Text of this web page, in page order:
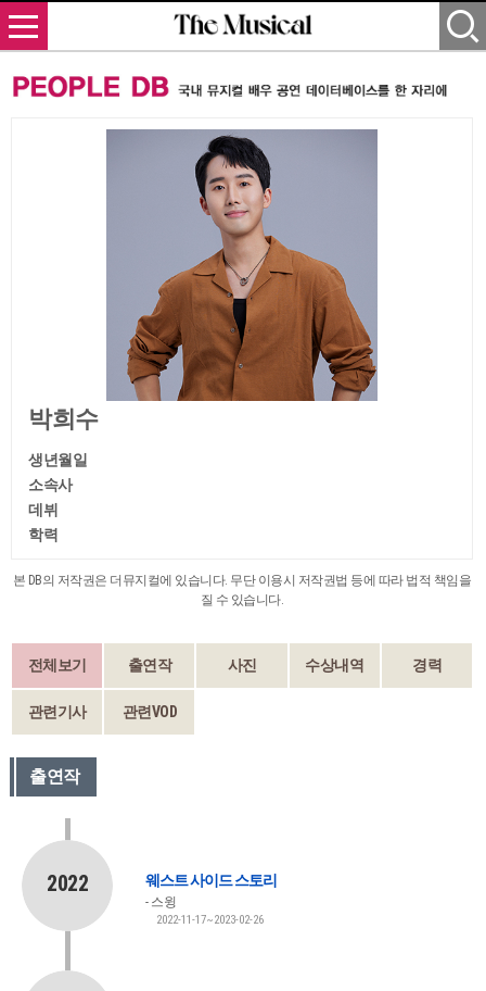
박희수
생년월일
소속사
데뷔
학력
본 DB의 저작권은 더뮤지컬에 있습니다. 무단 이용시 저작권법 등에 따라 법적 책임을
질 수 있습니다.
전체보기 출연작 사진 수상내역 경력
관련기사 관련VOD
출연작
2022 웨스트 사이드 스토리
스윙
2022-11-17~2023-02-26